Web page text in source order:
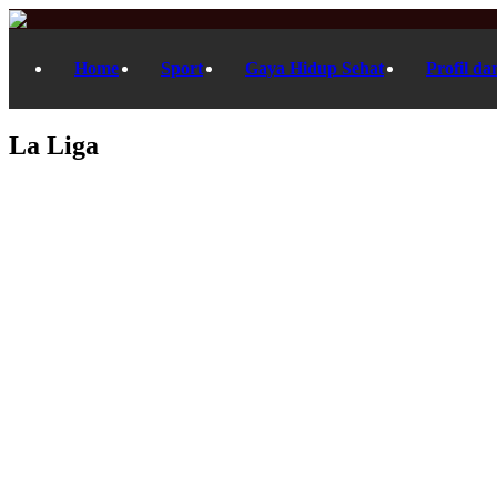
Home Sport Gaya Hidup Sehat Profil
La Liga